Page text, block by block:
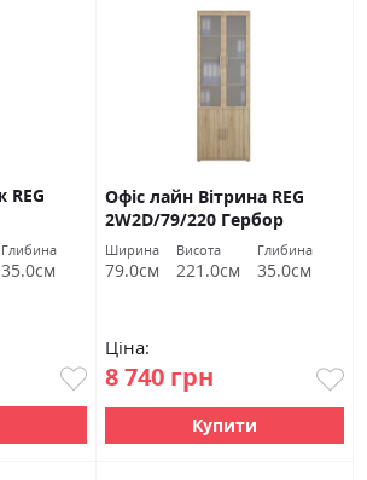
REG
Глибина
35.0см
Офіс лайн Вітрина REG
2W2D/79/220 Гербор
Ширина
79.0см
Висота
221.0см
Глибина
35.0см
Ціна:
8 740 грн
Купити